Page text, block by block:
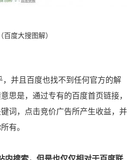
（百度大搜图解）
并且百度也找不到任何官方的解
思是，通过专有的百度首页链接，
词，点击竞价广告所产生收益，并
有。